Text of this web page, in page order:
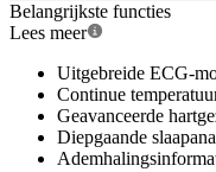
Belangrijkste functies
Lees meer
Uitgebreide ECG-
Continue
Geavanceerde
Diepgaande